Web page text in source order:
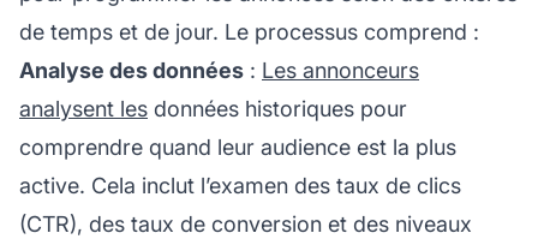
de temps et de jour. Le processus comprend :
Analyse des données : Les annonceurs
analysent les données historiques pour
comprendre quand leur audience est la plus
active. Cela inclut l’examen des taux de clics
(CTR), des taux de conversion et des niveaux